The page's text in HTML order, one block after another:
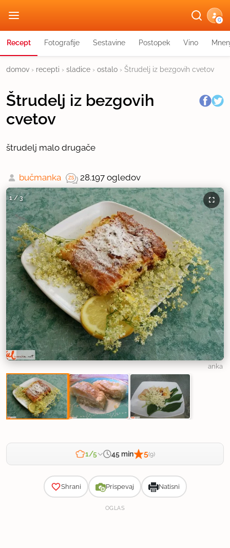
G
Recept Fotografije Sestavine Postopek Vino
domov › recepti › sladice › ostalo › Štrudelj iz bezgovih cvetov
Štrudelj iz bezgovih
cvetov
štrudelj malo drugače
bučmanka 28.197 ogledov
1/3
anka
1/5 45 min 5(9)
Shrani Prispevaj Natisni
OGLAS